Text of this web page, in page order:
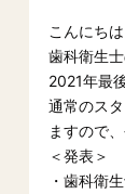
こんにちは
歯科衛生士
2021年最
通常のス
ますので
＜発表＞
・歯科衛